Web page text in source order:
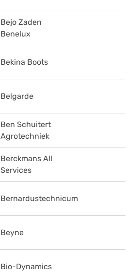
Bejo Zaden
Benelux
Bekina Boots
Belgarde
Ben Schuitert
Agrotechniek
Berckmans All
Services
Bernardustechnicum
Beyne
Bio-Dynamics